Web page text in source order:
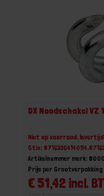
DX Noodschakel VZ
Niet op voorraad,
Gtin:
Artikelnummer merk:
€ 51,42 incl.
Prijs per